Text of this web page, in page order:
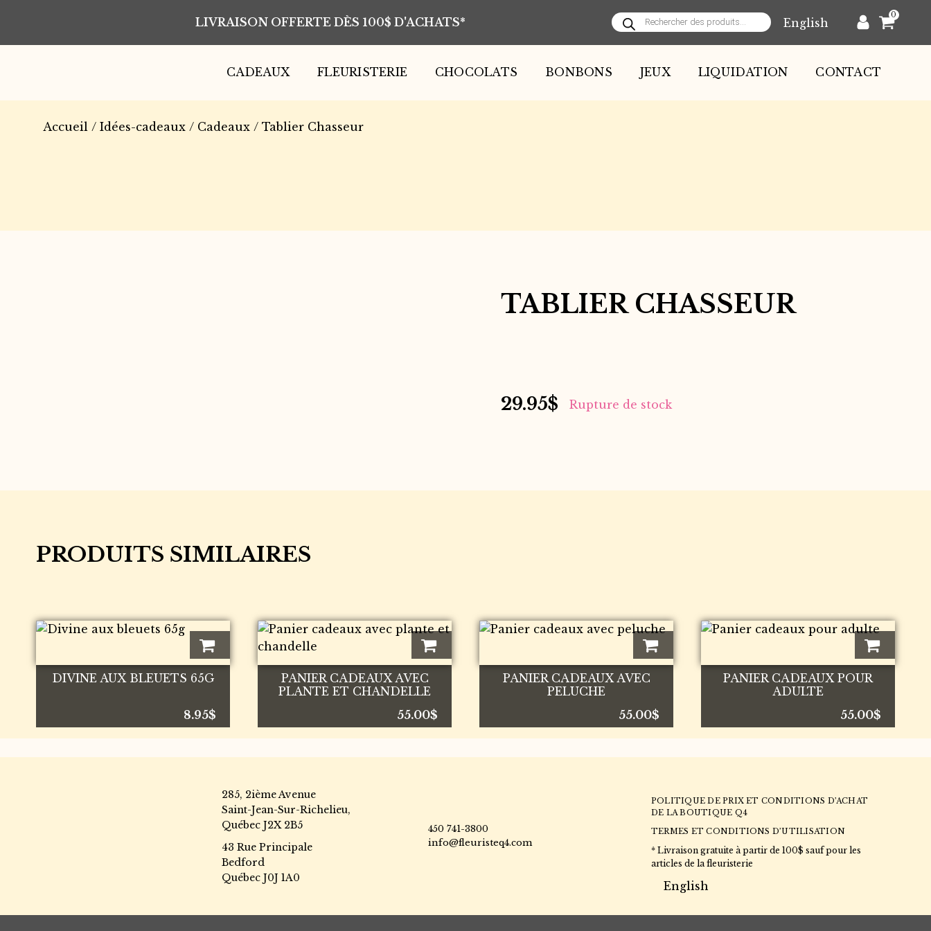
LIVRAISON OFFERTE DÈS 100$ D'ACHATS*
Recherche
de
produits
English
0
CADEAUX FLEURISTERIE CHOCOLATS BONBONS JEUX LIQUIDATION CONTACT
Accueil / Idées-cadeaux / Cadeaux / Tablier Chasseur
TABLIER CHASSEUR
29.95$ Rupture de stock
PRODUITS SIMILAIRES
DIVINE AUX BLEUETS 65G
8.95$
PANIER CADEAUX AVEC
PLANTE ET CHANDELLE
55.00$
PANIER CADEAUX AVEC
PELUCHE
55.00$
PANIER CADEAUX POUR
ADULTE
55.00$
285, 2ième Avenue
Saint-Jean-Sur-Richelieu,
Québec J2X 2B5
43 Rue Principale
Bedford
Québec J0J 1A0
450 741-3800
info@fleuristeq4.com
POLITIQUE DE PRIX ET CONDITIONS D’ACHAT
DE LA BOUTIQUE Q4
TERMES ET CONDITIONS D’UTILISATION
* Livraison gratuite à partir de 100$ sauf pour les
articles de la fleuristerie
English